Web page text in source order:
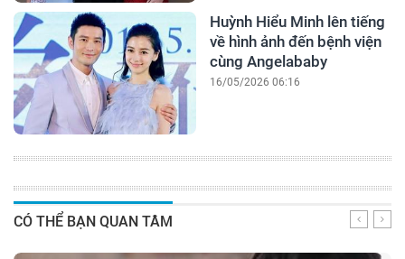
Huỳnh Hiểu Minh lên tiếng
về hình ảnh đến bệnh viện
cùng Angelababy
16/05/2026 06:16
CÓ THỂ BẠN QUAN TÂM